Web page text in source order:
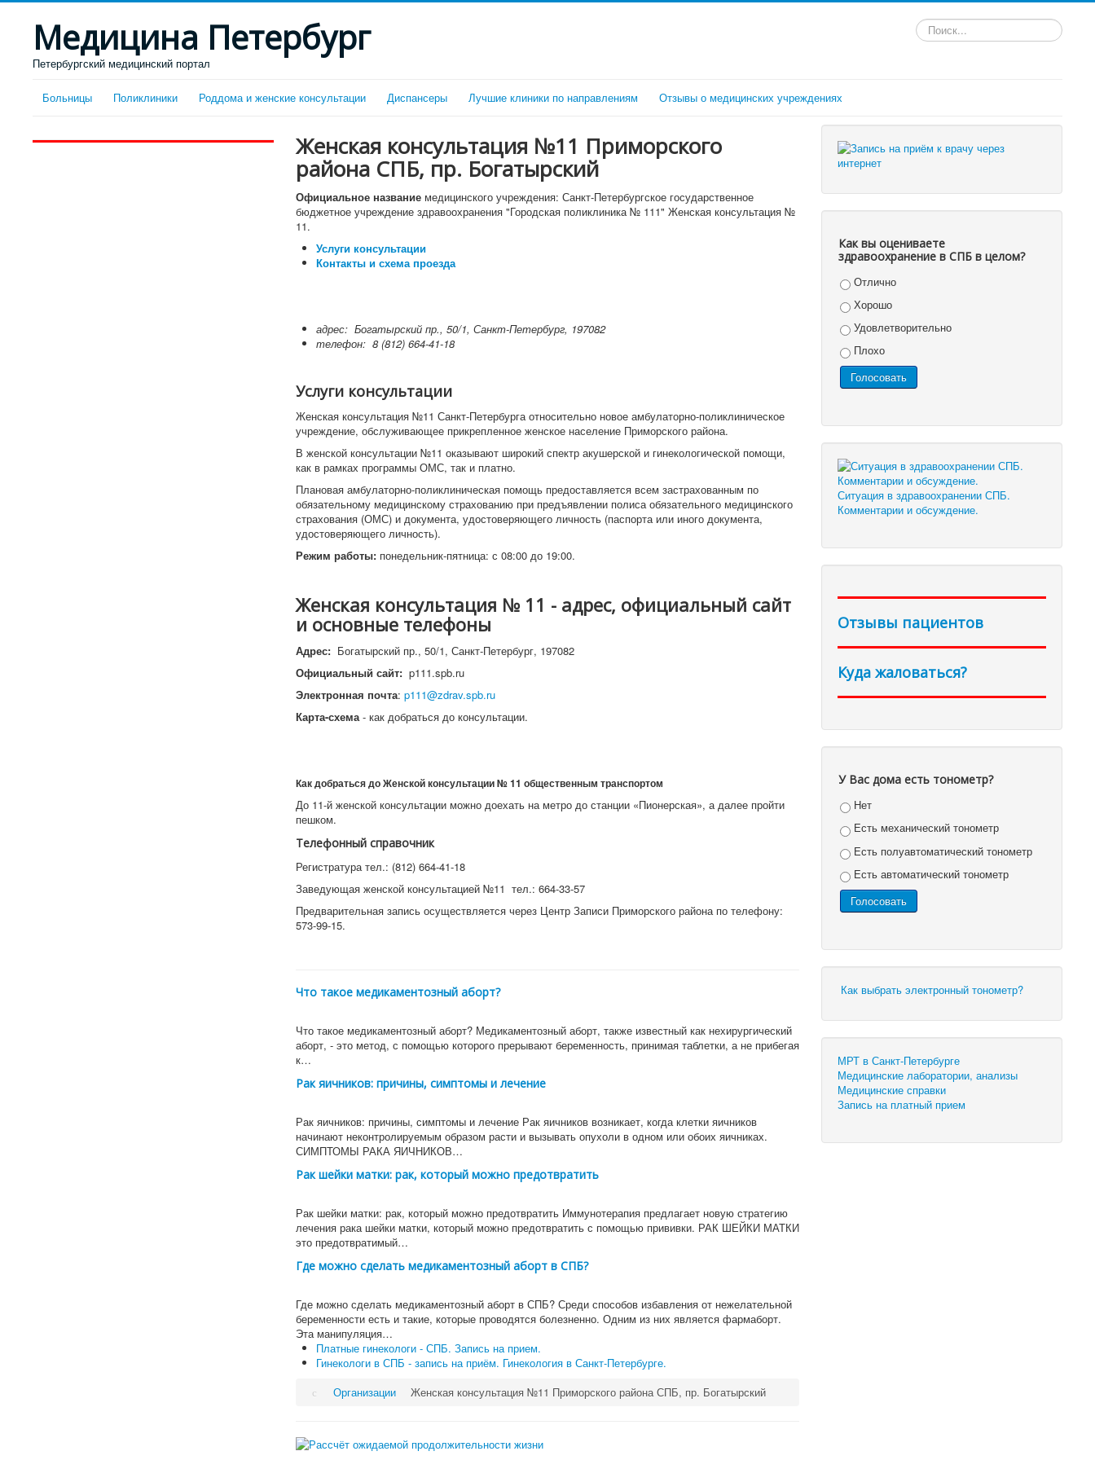
Медицина Петербург
Петербургский медицинский портал
Искать...
Больницы Поликлиники Роддома и женские консультации Диспансеры Лучшие клиники по направлениям Отзывы о медицинских учреждениях
Женская консультация №11 Приморского
района СПБ, пр. Богатырский
Официальное названиемедицинского учреждения: Санкт-Петербургское государственное
бюджетное учреждение здравоохранения "Городская поликлиника № 111" Женская консультация №
11.
Услуги консультации
Контакты и схема проезда
адрес: Богатырский пр., 50/1, Санкт-Петербург, 197082
телефон: 8 (812) 664-41-18
Услуги консультации
Женская консультация №11 Санкт-Петербурга относительно новое амбулаторно-поликлиническое
учреждение, обслуживающее прикрепленное женское население Приморского района.
В женской консультации №11 оказывают широкий спектр акушерской и гинекологической помощи,
как в рамках программы ОМС, так и платно.
Плановая амбулаторно-поликлиническая помощь предоставляется всем застрахованным по
обязательному медицинскому страхованию при предъявлении полиса обязательного медицинского
страхования (ОМС) и документа, удостоверяющего личность (паспорта или иного документа,
удостоверяющего личность).
Режим работы:понедельник-пятница: с 08:00 до 19:00.
Женская консультация № 11 - адрес, официальный сайт
и основные телефоны
Адрес: Богатырский пр., 50/1, Санкт-Петербург, 197082
Официальный сайт: p111.spb.ru
Электронная почта: p111@zdrav.spb.ru
Карта-схема- как добраться до консультации.
Как добраться до Женской консультации № 11 общественным транспортом
До 11-й женской консультации можно доехать на метро до станции «Пионерская», а далее пройти
пешком.
Телефонный справочник
Регистратура тел.: (812) 664-41-18
Заведующая женской консультацией №11 тел.: 664-33-57
Предварительная запись осуществляется через Центр Записи Приморского района по телефону:
573-99-15.
Что такое медикаментозный аборт?
Что такое медикаментозный аборт? Медикаментозный аборт, также известный как нехирургический
аборт, - это метод, с помощью которого прерывают беременность, принимая таблетки, а не прибегая
к…
Рак яичников: причины, симптомы и лечение
Рак яичников: причины, симптомы и лечение Рак яичников возникает, когда клетки яичников
начинают неконтролируемым образом расти и вызывать опухоли в одном или обоих яичниках.
СИМПТОМЫ РАКА ЯИЧНИКОВ…
Рак шейки матки: рак, который можно предотвратить
Рак шейки матки: рак, который можно предотвратить Иммунотерапия предлагает новую стратегию
лечения рака шейки матки, который можно предотвратить с помощью прививки. РАК ШЕЙКИ МАТКИ
это предотвратимый…
Где можно сделать медикаментозный аборт в СПБ?
Где можно сделать медикаментозный аборт в СПБ? Среди способов избавления от нежелательной
беременности есть и такие, которые проводятся болезненно. Одним из них является фармаборт.
Эта манипуляция…
Платные гинекологи - СПБ. Запись на прием.
Гинекологи в СПБ - запись на приём. Гинекология в Санкт-Петербурге.
Организации
Женская консультация №11 Приморского района СПБ, пр. Богатырский
Как вы оцениваете
здравоохранение в СПБ в целом?
Отлично
Хорошо
Удовлетворительно
Плохо
Ситуация в здравоохранении СПБ.
Комментарии и обсуждение.
Отзывы пациентов
Куда жаловаться?
У Вас дома есть тонометр?
Нет
Есть механический тонометр
Есть полуавтоматический тонометр
Есть автоматический тонометр
Как выбрать электронный тонометр?
МРТ в Санкт-Петербурге
Медицинские лаборатории, анализы
Медицинские справки
Запись на платный прием